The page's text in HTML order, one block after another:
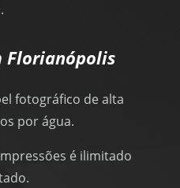
Florianópolis
fotográfico de alta
por água.
é ilimitado